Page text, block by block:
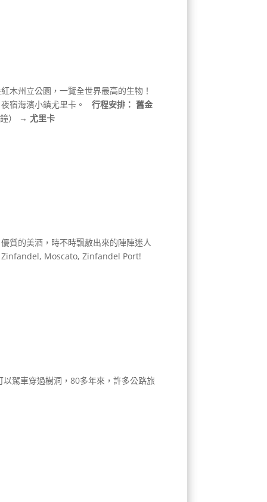
州立公園，一覽全世界最高的生物！
夜宿海濱小鎮尤里卡。行程安排： 舊金
）
→ 尤里卡
質的美酒，時不時飄散出來的陣陣迷人
Zinfandel, Moscato, Zinfandel Port!
駕車穿過樹洞，80多年來，許多公路旅